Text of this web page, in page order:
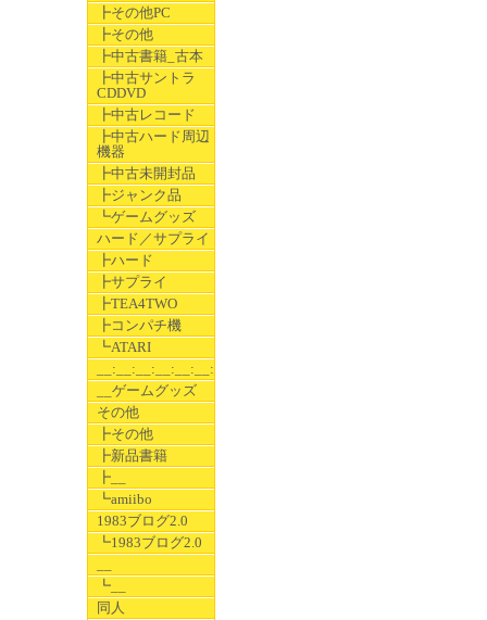
┣その他PC
┣その他
┣中古書籍_古本
┣中古サントラ
CDDVD
┣中古レコード
┣中古ハード周辺
機器
┣中古未開封品
┣ジャンク品
┗ゲームグッズ
ハード／サプライ
┣ハード
┣サプライ
┣TEA4TWO
┣コンパチ機
┗ATARI
__:__:__:__:__:__:__
__ゲームグッズ
その他
┣その他
┣新品書籍
┣__
┗amiibo
1983ブログ2.0
┗1983ブログ2.0
┗__
同人